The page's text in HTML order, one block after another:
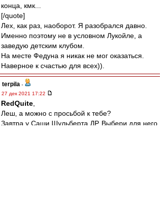
конца, кмк...
[/quote]
Лех, как раз, наоборот. Я разобрался давно.
Именно поэтому не в условном Лукойле, а
заведую детским клубом.
На месте Федуна я никак не мог оказаться.
Наверное к счастью для всех)).
terpila -
27 дек 2021 17:22
RedQuite
Леш, а можно с просьбой к тебе?
Завтра у Саши Шульберта ДР. Выбери для него